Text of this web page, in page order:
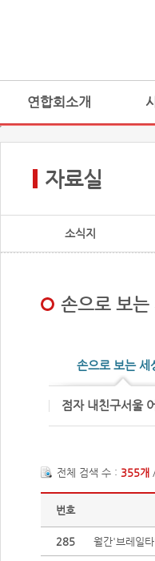
연합회소개
자료실
소식지
손으로 보
손으로 보는 세
점자 내친구서울
전체 검색 수 : 355개
번호
285 월간'브레일